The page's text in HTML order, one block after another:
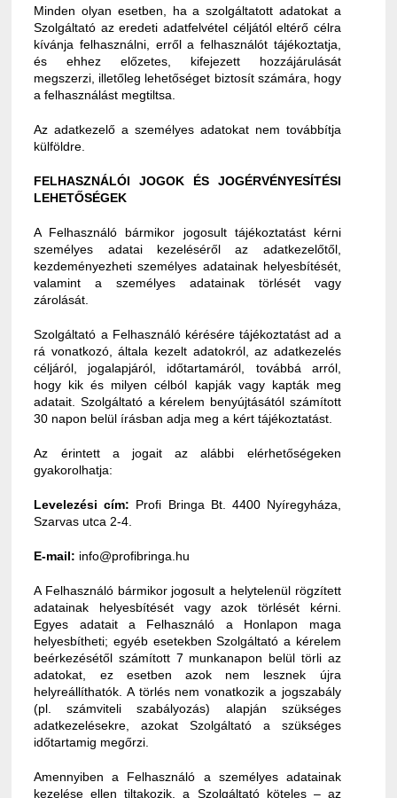
Minden olyan esetben, ha a szolgáltatott adatokat a
Szolgáltató az eredeti adatfelvétel céljától eltérő célra
kívánja felhasználni, erről a felhasználót tájékoztatja,
és ehhez előzetes, kifejezett hozzájárulását
megszerzi, illetőleg lehetőséget biztosít számára, hogy
a felhasználást megtiltsa.
Az adatkezelő a személyes adatokat nem továbbítja
külföldre.
FELHASZNÁLÓI JOGOK ÉS JOGÉRVÉNYESÍTÉSI
LEHETŐSÉGEK
A Felhasználó bármikor jogosult tájékoztatást kérni
személyes adatai kezeléséről az adatkezelőtől,
kezdeményezheti személyes adatainak helyesbítését,
valamint a személyes adatainak törlését vagy
zárolását.
Szolgáltató a Felhasználó kérésére tájékoztatást ad a
rá vonatkozó, általa kezelt adatokról, az adatkezelés
céljáról, jogalapjáról, időtartamáról, továbbá arról,
hogy kik és milyen célból kapják vagy kapták meg
adatait. Szolgáltató a kérelem benyújtásától számított
30 napon belül írásban adja meg a kért tájékoztatást.
Az érintett a jogait az alábbi elérhetőségeken
gyakorolhatja:
Levelezési cím: Profi Bringa Bt. 4400 Nyíregyháza,
Szarvas utca 2-4.
E-mail: info@profibringa.hu
A Felhasználó bármikor jogosult a helytelenül rögzített
adatainak helyesbítését vagy azok törlését kérni.
Egyes adatait a Felhasználó a Honlapon maga
helyesbítheti; egyéb esetekben Szolgáltató a kérelem
beérkezésétől számított 7 munkanapon belül törli az
adatokat, ez esetben azok nem lesznek újra
helyreállíthatók. A törlés nem vonatkozik a jogszabály
(pl. számviteli szabályozás) alapján szükséges
adatkezelésekre, azokat Szolgáltató a szükséges
időtartamig megőrzi.
Amennyiben a Felhasználó a személyes adatainak
kezelése ellen tiltakozik, a Szolgáltató köteles – az